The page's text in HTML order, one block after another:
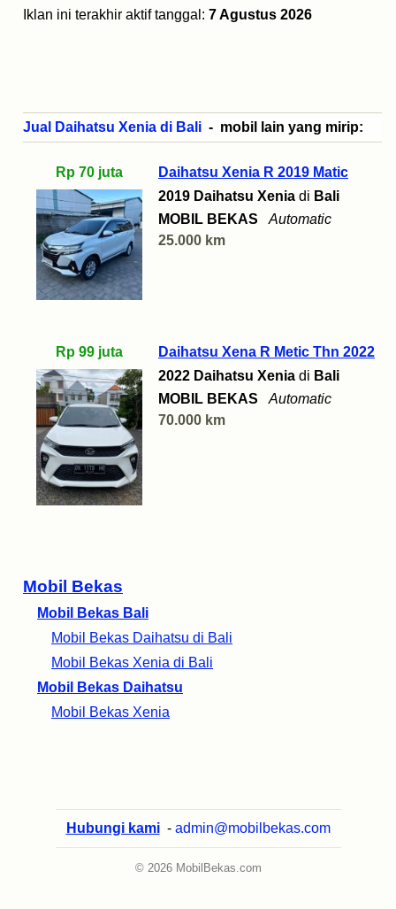
Mobil Bekas
Mobil Bekas Bali
Mobil Bekas Daihatsu di Bali
Mobil Bekas Xenia di Bali
Mobil Bekas Daihatsu
Mobil Bekas Xenia
Iklan ini terakhir aktif tanggal: 7 Agustus 2026
Jual Daihatsu Xenia di Bali - mobil lain yang mirip:
Rp 70 juta
Daihatsu Xenia R 2019 Matic
2019 Daihatsu Xenia di Bali
MOBIL BEKAS
Automatic
25.000 km
Rp 99 juta
Daihatsu Xena R Metic Thn 2022
2022 Daihatsu Xenia di Bali
MOBIL BEKAS
Automatic
70.000 km
Hubungi kami - admin@mobilbekas.com
© 2026 MobilBekas.com